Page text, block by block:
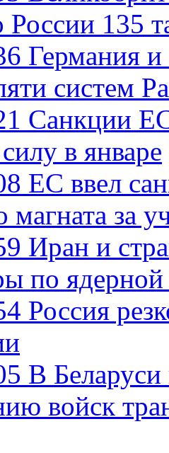
России 135
Германия
систем
Санкции
в январе
ЕС ввел
магната за
Иран и
по
Россия
В
войск